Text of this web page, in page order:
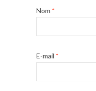
Nom *
E-mail *